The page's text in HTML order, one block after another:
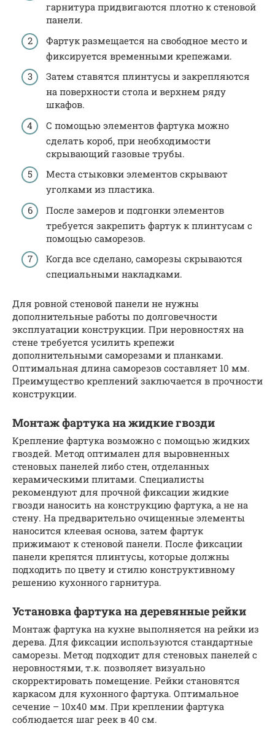
гарнитура придвигаются плотно к стеновой
панели.
Фартук размещается на свободное место и
фиксируется временными крепежами.
Затем ставятся плинтусы и закрепляются
на поверхности стола и верхнем ряду
шкафов.
С помощью элементов фартука можно
сделать короб, при необходимости
скрывающий газовые трубы.
Места стыковки элементов скрывают
уголками из пластика.
После замеров и подгонки элементов
требуется закрепить фартук к плинтусам с
помощью саморезов.
Когда все сделано, саморезы скрываются
специальными накладками.
Для ровной стеновой панели не нужны
дополнительные работы по долговечности
эксплуатации конструкции. При неровностях на
стене требуется усилить крепежи
дополнительными саморезами и планками.
Оптимальная длина саморезов составляет 10 мм.
Преимущество креплений заключается в прочности
конструкции.
Монтаж фартука на жидкие гвозди
Крепление фартука возможно с помощью жидких
гвоздей. Метод оптимален для выровненных
стеновых панелей либо стен, отделанных
керамическими плитами. Специалисты
рекомендуют для прочной фиксации жидкие
гвозди наносить на конструкцию фартука, а не на
стену. На предварительно очищенные элементы
наносится клеевая основа, затем фартук
прижимают к стеновой панели. После фиксации
панели крепятся плинтусы, которые должны
подходить по цвету и стилю конструктивному
решению кухонного гарнитура.
Установка фартука на деревянные рейки
Монтаж фартука на кухне выполняется на рейки из
дерева. Для фиксации используются стандартные
саморезы. Метод подходит для стеновых панелей с
неровностями, т.к. позволяет визуально
скорректировать помещение. Рейки становятся
каркасом для кухонного фартука. Оптимальное
сечение – 10х40 мм. При креплении фартука
соблюдается шаг реек в 40 см.